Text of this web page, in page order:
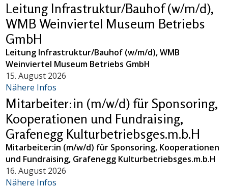
Leitung Infrastruktur/Bauhof (w/m/d),
WMB Weinviertel Museum Betriebs
GmbH
Leitung Infrastruktur/Bauhof (w/m/d), WMB
Weinviertel Museum Betriebs GmbH
15. August 2026
Nähere Infos
Mitarbeiter:in (m/w/d) für Sponsoring,
Kooperationen und Fundraising,
Grafenegg Kulturbetriebsges.m.b.H
Mitarbeiter:in (m/w/d) für Sponsoring, Kooperationen
und Fundraising, Grafenegg Kulturbetriebsges.m.b.H
16. August 2026
Nähere Infos